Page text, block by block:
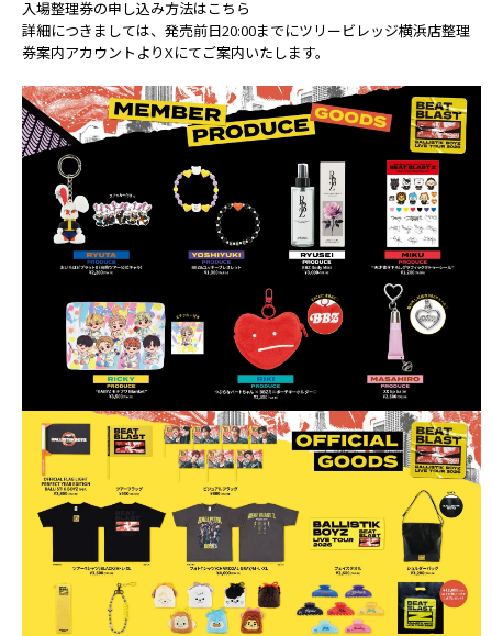
入場整理券の申し込み方法はこちら
詳細につきましては、発売前日20:00までにツリービレッジ横浜店整理
券案内アカウント よりXにてご案内いたします。